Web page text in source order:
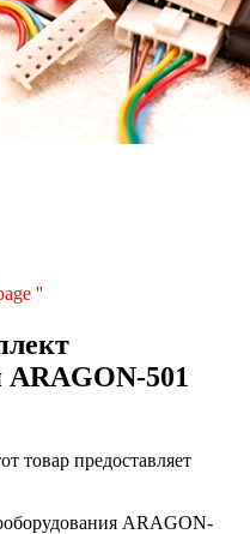
''
ARAGON-501
товар предоставляет
ARAGON-